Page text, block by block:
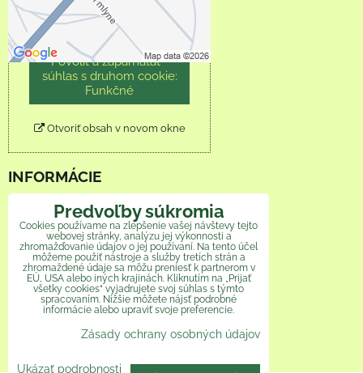
Povoliť tentokrát
Povoliť a zapamätať -
súhlas s druhom cookie:
Funkčné
Otvoriť obsah v novom okne
INFORMÁCIE
Obchodné podmienky
Reklamačný poriadok
Ochrana osobných údajov
Veľkoobchod
Ako pomáhame
Predvoľby súkromia
Cookies používame na zlepšenie vašej návštevy tejto
webovej stránky, analýzu jej výkonnosti a
zhromažďovanie údajov o jej používaní. Na tento účel
môžeme použiť nástroje a služby tretích strán a
zhromaždené údaje sa môžu preniesť k partnerom v
EÚ, USA alebo iných krajinách. Kliknutím na „Prijať
všetky cookies“ vyjadrujete svoj súhlas s týmto
spracovaním. Nižšie môžete nájsť podrobné
informácie alebo upraviť svoje preferencie.
Zásady ochrany osobných údajov
Ukázať podrobnosti